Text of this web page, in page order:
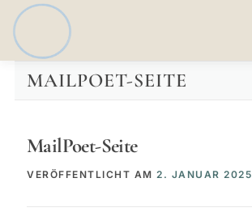
Zum
Inhalt
springen
START ANDREAS BERNECK
BLOG / DENKRAUM
MAILPOET-SEITE
MailPoet-Seite
VERÖFFENTLICHT AM 2. JANUAR 2025